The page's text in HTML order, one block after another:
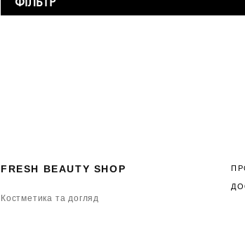
FRESH BEAUTY SHOP
Костметика та догляд